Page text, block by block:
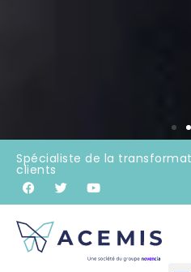
Spécialiste de la
clients